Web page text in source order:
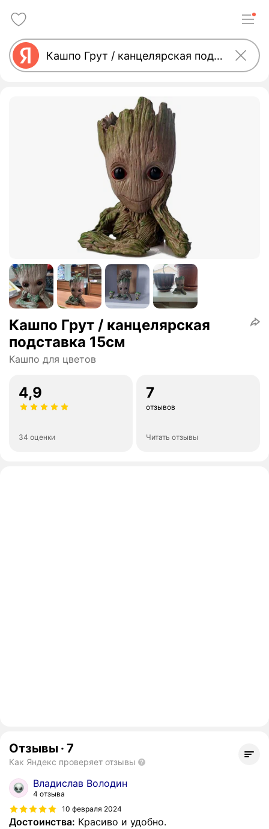
Кашпо Грут / канцелярская
подставка 15см
Кашпо для цветов
4,9
34 оценки
7
отзывов
Читать отзывы
Отзывы · 7
Как Яндекс проверяет отзывы
Владислав Володин
4 отзыва
10 февраля 2024
Достоинства: Красиво и удобно.